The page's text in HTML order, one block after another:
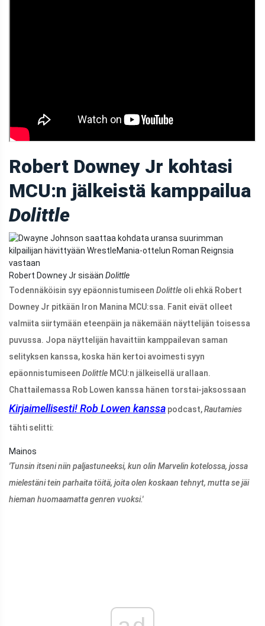
Robert Downey Jr kohtasi
MCU:n jälkeistä kamppailua
Dolittle
Robert Downey Jr sisään Dolittle
Todennäköisin syy epäonnistumiseen Dolittle oli ehkä Robert
Downey Jr pitkään Iron Manina MCU:ssa. Fanit eivät olleet
valmiita siirtymään eteenpäin ja näkemään näyttelijän toisessa
puvussa. Jopa näyttelijän havaittiin kamppailevan saman
selityksen kanssa, koska hän kertoi avoimesti syyn
epäonnistumiseen Dolittle MCU:n jälkeisellä urallaan.
Chattailemassa Rob Lowen kanssa hänen torstai-jaksossaan
Kirjaimellisesti! Rob Lowen kanssa podcast,Rautamies
tähti selitti:
Mainos
'Tunsin itseni niin paljastuneeksi, kun olin Marvelin kotelossa, jossa
mielestäni tein parhaita töitä, joita olen koskaan tehnyt, mutta se jäi
hieman huomaamatta genren vuoksi.'